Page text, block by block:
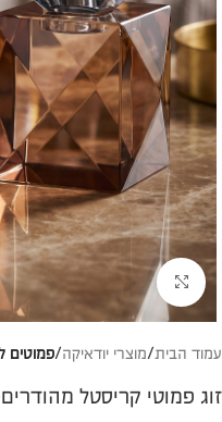
להגדלת התמונה
עמוד הבית מוצרי יודאיקה פמוטים
זוג פמוטי קריסטל